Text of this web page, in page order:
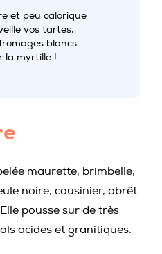
et peu calorique
vos tartes,
blancs…
la myrtille !
maurette, brimbelle,
noire, cousinier, abrêt
pousse sur de très
acides et granitiques.